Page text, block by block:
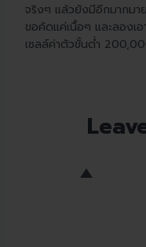
จริงๆ แล้วยังมีอีกมากมา
ขอคัดแค่เนื้อๆ และลองเ
เซลล์ค่าตัวขั้นต่ำ